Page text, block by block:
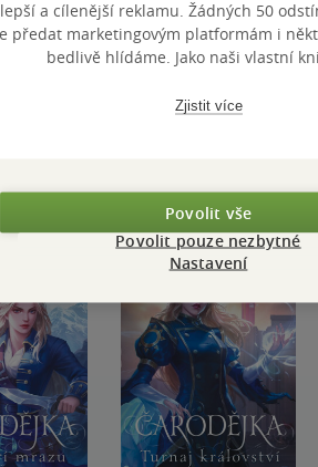
Přidat hodnocení
a cílenější reklamu. Žádných 50
předat marketingovým platformám i
bedlivě hlídáme. Jako naši vlastní
Zjistit více
Povolit vše
Povolit pouze nezbytné
Nastavení